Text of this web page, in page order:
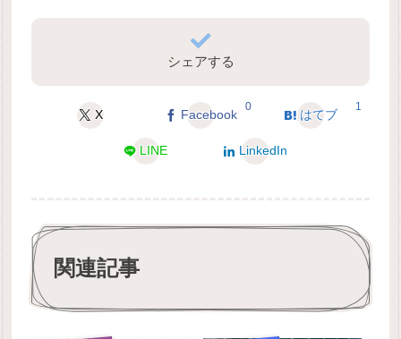
シェアする
X Facebook
0
はてブ
1
LINE LinkedIn
関連記事